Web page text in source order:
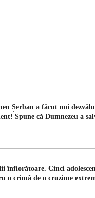
Șerban a făcut noi
Spune că Dumnezeu a
înfiorătoare. Cinci
o crimă de o cruzime